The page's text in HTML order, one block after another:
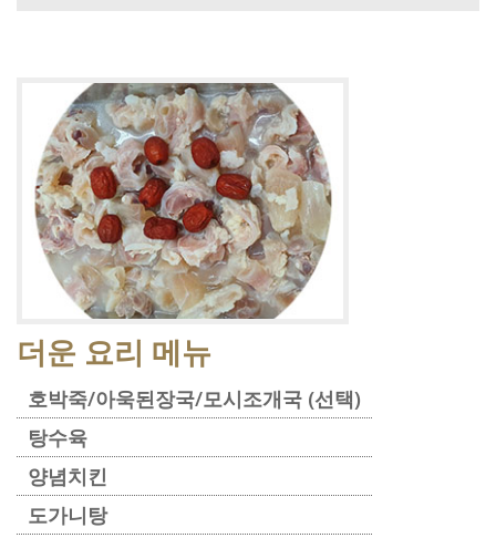
더운 요리 메뉴
호박죽/아욱된장국/모시조개국 (선택)
탕수육
양념치킨
도가니탕